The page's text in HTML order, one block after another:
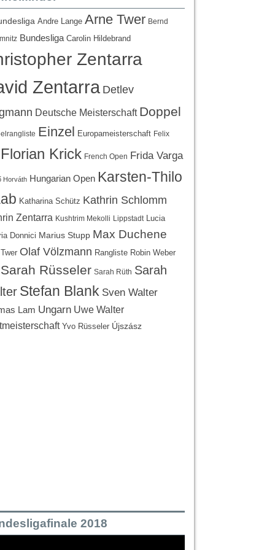
Andre Lange Arne Twer Bernd
Bundesliga Carolin Hildebrand
Zentarra
Zentarra Detlev
Deutsche Meisterschaft Doppel
Einzel Europameisterschaft Felix
Florian Krick French Open Frida Varga
Horváth Hungarian Open Karsten-Thilo
Katharina Schütz Kathrin Schlomm
Zentarra Kushtrim Mekolli Lippstadt
Lucia
Donnici Marius Stupp Max Duchene
Olaf Völzmann Rangliste Robin Weber
Sarah Rüsseler Sarah Rüth Sarah
Stefan Blank Sven Walter
Lam Ungarn Uwe Walter
Yvo Rüsseler Újszász
2018